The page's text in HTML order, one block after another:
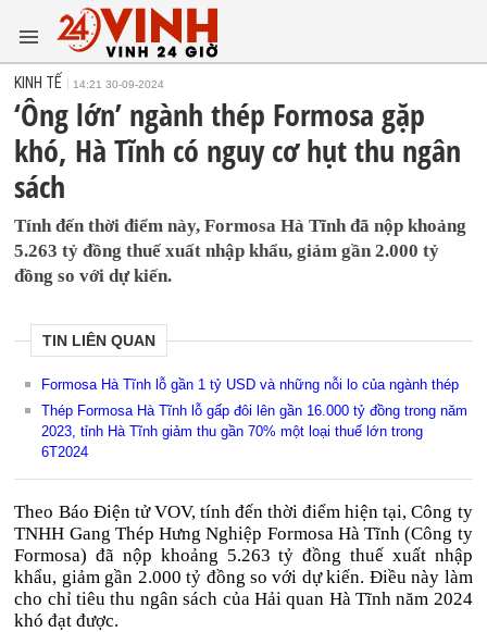
KINH TẾ 14:21 30-09-2024
‘Ông lớn’ ngành thép Formosa gặp
khó, Hà Tĩnh có nguy cơ hụt thu ngân
sách
Tính đến thời điểm này, Formosa Hà Tĩnh đã nộp khoảng
5.263 tỷ đồng thuế xuất nhập khẩu, giảm gần 2.000 tỷ
đồng so với dự kiến.
TIN LIÊN QUAN
Formosa Hà Tĩnh lỗ gần 1 tỷ USD và những nỗi lo của ngành thép
Thép Formosa Hà Tĩnh lỗ gấp đôi lên gần 16.000 tỷ đồng trong năm
2023, tỉnh Hà Tĩnh giảm thu gần 70% một loại thuế lớn trong
6T2024
Theo Báo Điện tử VOV, tính đến thời điểm hiện tại, Công ty
TNHH Gang Thép Hưng Nghiệp Formosa Hà Tĩnh (Công ty
Formosa) đã nộp khoảng 5.263 tỷ đồng thuế xuất nhập
khẩu, giảm gần 2.000 tỷ đồng so với dự kiến. Điều này làm
cho chỉ tiêu thu ngân sách của Hải quan Hà Tĩnh năm 2024
khó đạt được.